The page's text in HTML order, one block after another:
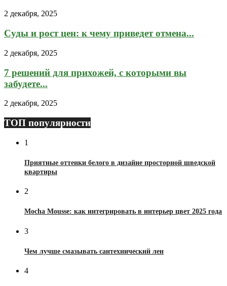
2 декабря, 2025
Суды и рост цен: к чему приведет отмена...
2 декабря, 2025
7 решений для прихожей, с которыми вы
забудете...
2 декабря, 2025
ТОП популярности
1
Приятные оттенки белого в дизайне просторной шведской
квартиры
2
Mocha Mousse: как интегрировать в интерьер цвет 2025 года
3
Чем лучше смазывать сантехнический лен
4